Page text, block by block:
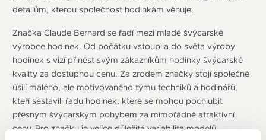
detailům, kterou společnost hodinkám věnuje.
Značka Claude Bernard se řadí mezi mladé švýcarské
výrobce hodinek. Od počátku vstoupila do světa výroby
hodinek s vizí přinést svým zákazníkům hodinky švýcarské
kvality za dostupnou cenu. Za zrodem značky stojí společné
úsilí malého, ale motivovaného týmu techniků a hodinářů,
kteří sestavili řadu hodinek, které se mohou pochlubit
přesným švýcarským pohybem za mimořádně atraktivní
ceny. Pro značku je velice důležitá variabilita modelů.